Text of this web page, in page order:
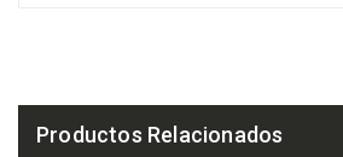
Productos Relacionados